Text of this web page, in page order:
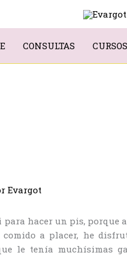
CONSULTAS CURSOS
Evargot
para hacer un pis, porque
a placer, he
le tenía muchísimas